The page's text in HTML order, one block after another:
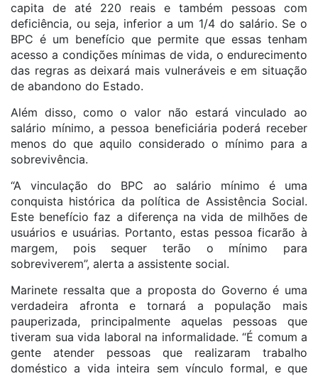
capita de até 220 reais e também pessoas com
deficiência, ou seja, inferior a um 1/4 do salário. Se o
BPC é um benefício que permite que essas tenham
acesso a condições mínimas de vida, o endurecimento
das regras as deixará mais vulneráveis e em situação
de abandono do Estado.
Além disso, como o valor não estará vinculado ao
salário mínimo, a pessoa beneficiária poderá receber
menos do que aquilo considerado o mínimo para a
sobrevivência.
“A vinculação do BPC ao salário mínimo é uma
conquista histórica da política de Assistência Social.
Este benefício faz a diferença na vida de milhões de
usuários e usuárias. Portanto, estas pessoa ficarão à
margem, pois sequer terão o mínimo para
sobreviverem”, alerta a assistente social.
Marinete ressalta que a proposta do Governo é uma
verdadeira afronta e tornará a população mais
pauperizada, principalmente aquelas pessoas que
tiveram sua vida laboral na informalidade. “É comum a
gente atender pessoas que realizaram trabalho
doméstico a vida inteira sem vínculo formal, e que